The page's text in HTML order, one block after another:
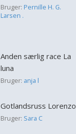
Bruger: Pernille H. G.
Larsen .
Anden særlig race La
luna
Bruger: anja l
Gotlandsruss Lorenzo
Bruger: Sara C